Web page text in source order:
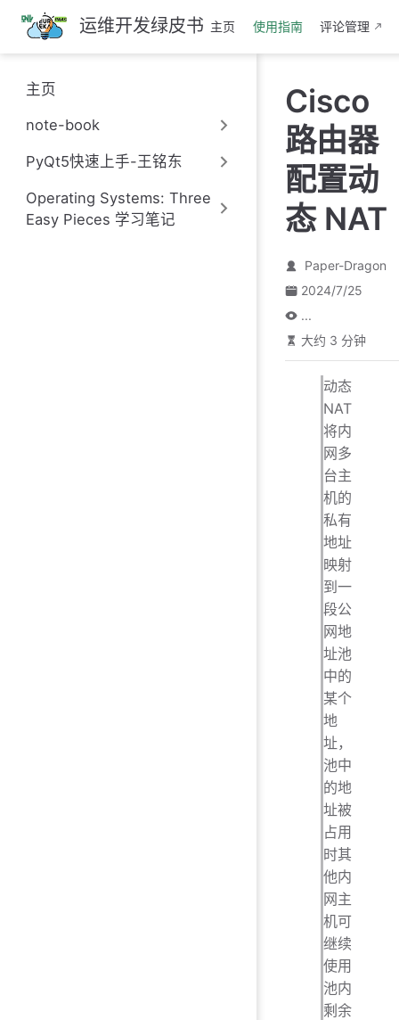
跳
至
主
要
內
运维开发绿皮书 主页 使用指南 评论管理
主页
note-book
PyQt5快速上手-王铭东
Operating Systems: Three
Easy Pieces 学习笔记
Cisco
路由器
配置动
态 NAT
Paper-Dragon
2024/7/25
...
大约 3 分钟
动态
NAT
将内
网多
台主
机的
私有
地址
映射
到一
段公
网地
址池
中的
某个
地
址，
池中
的地
址被
占用
时其
他内
网主
机可
继续
使用
池内
剩余